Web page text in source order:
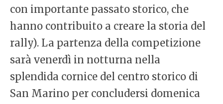
con importante passato storico, che
hanno contribuito a creare la storia del
rally). La partenza della competizione
sarà venerdì in notturna nella
splendida cornice del centro storico di
San Marino per concludersi domenica